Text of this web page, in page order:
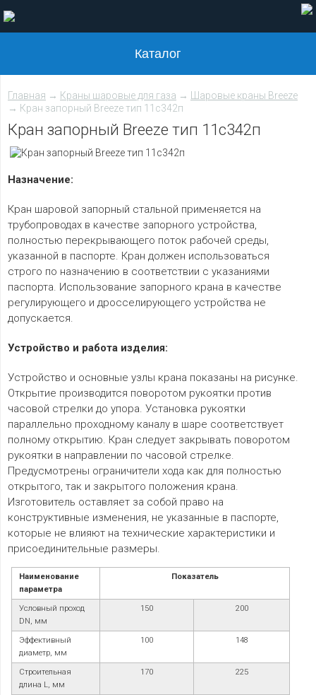
Каталог
Главная → Краны шаровые для газа →
Шаровые краны Breeze
→ Кран запорный Breeze тип 11с342п
Кран запорный Breeze тип 11с342п
Назначение:
Кран шаровой запорный стальной применяется на
трубопроводах в качестве запорного устройства,
полностью перекрывающего поток рабочей среды,
указанной в паспорте. Кран должен использоваться
строго по назначению в соответствии с указаниями
паспорта. Использование запорного крана в качестве
регулирующего и дросселирующего устройства не
допускается.
Устройство и работа изделия:
Устройство и основные узлы крана показаны на рисунке.
Открытие производится поворотом рукоятки против
часовой стрелки до упора. Установка рукоятки
параллельно проходному каналу в шаре соответствует
полному открытию. Кран следует закрывать поворотом
рукоятки в направлении по часовой стрелке.
Предусмотрены ограничители хода как для полностью
открытого, так и закрытого положения крана.
Изготовитель оставляет за собой право на
конструктивные изменения, не указанные в паспорте,
которые не влияют на технические характеристики и
присоединительные размеры.
Наименование
параметра
Показатель
Условный проход
DN, мм
150 200
Эффективный
диаметр, мм
100 148
Строительная
длина L, мм
170 225